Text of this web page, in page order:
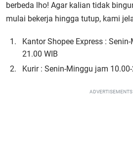
berbeda lho! Agar kalian tidak
mulai bekerja hingga tutup, kami
Kantor Shopee Express :
21.00 WIB
Kurir : Senin-Minggu jam
ADVERTISEMENTS